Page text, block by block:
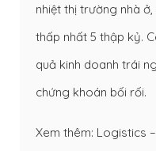
nhiệt thị trường nhà
thấp nhất 5 thập kỷ.
quả kinh doanh trái
chứng khoán bối rối.
Xem thêm: Logistics